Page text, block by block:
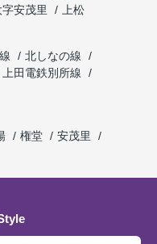
字安茂里
上松
北しなの線
上田電鉄別所線
権堂
安茂里